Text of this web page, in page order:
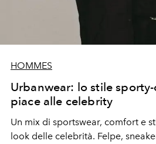
HOMMES
Urbanwear: lo stile
piace alle celebrity
Un mix di sportswear, comfort e
look delle celebrità. Felpe,